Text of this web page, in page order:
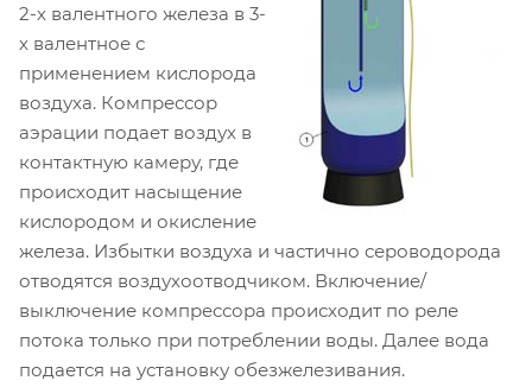
2-х валентного железа в 3-
х валентное с
применением кислорода
воздуха. Компрессор
аэрации подает воздух в
контактную камеру, где
происходит насыщение
кислородом и окисление
железа. Избытки воздуха и частично сероводорода
отводятся воздухоотводчиком. Включение/
выключение компрессора происходит по реле
потока только при потреблении воды. Далее вода
подается на установку обезжелезивания.